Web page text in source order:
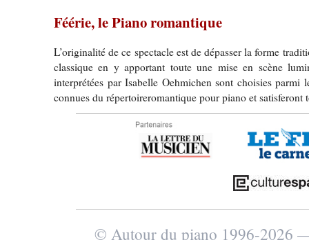
Féérie, le Piano romantique
L’originalité de ce spectacle est de dépasser la forme
classique en y apportant toute une mise en scène
interprétées par Isabelle Oehmichen sont choisies parmi
connues du répertoireromantique pour piano et satisferont
© Autour du piano 1996-2026